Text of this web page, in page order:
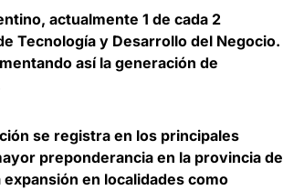
actualmente 1 de cada 2
Tecnología y Desarrollo del Negocio.
así la generación de
se registra en los principales
preponderancia en la provincia de
en localidades como